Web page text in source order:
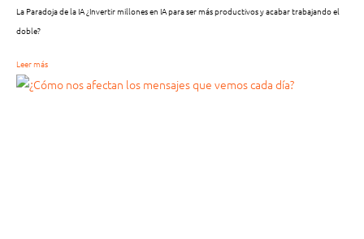
La Paradoja de la IA ¿Invertir millones en IA para ser más productivos y acabar trabajando el
doble?
Leer más